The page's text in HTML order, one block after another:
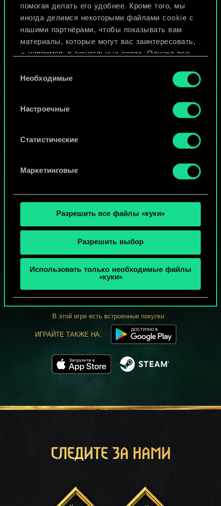
помогая делать его удобнее. Кроме того, мы
иногда делимся некоторыми файлами cookie с
нашими партнёрами, чтобы показывать вам
материалы, которые могут вас заинтересовать,
— например, в социальных сетях. Однако все
разрешения.
Найти подробную информацию о том, как мы
используем ваши файлы cookie, и изменить
«Настройки» ниже.
согласия
Необходимые
Настроечные
Статистические
Маркетинговые
Разрешить все файлы «куки»
Разрешить выбор
Использовать только необходимые файлы
«куки»
Изменить колоду
ИЛИ
МОЖЕТ ПАРТЕЕЧКУ В ГВИНТ?
ИГРАТЬ
БЕСПЛАТНО НА ПК
В этой игре есть встроенные покупки
ИГРАЙТЕ ТАКЖЕ НА:
СЛЕДИТЕ ЗА НАМИ